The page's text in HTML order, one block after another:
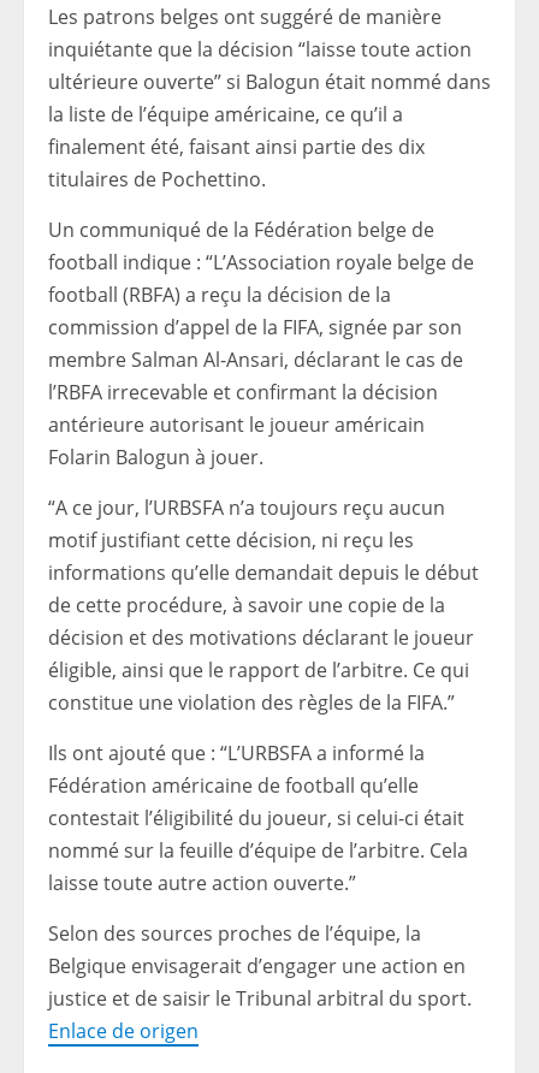
Les patrons belges ont suggéré de manière
inquiétante que la décision “laisse toute action
ultérieure ouverte” si Balogun était nommé dans
la liste de l’équipe américaine, ce qu’il a
finalement été, faisant ainsi partie des dix
titulaires de Pochettino.
Un communiqué de la Fédération belge de
football indique : “L’Association royale belge de
football (RBFA) a reçu la décision de la
commission d’appel de la FIFA, signée par son
membre Salman Al-Ansari, déclarant le cas de
l’RBFA irrecevable et confirmant la décision
antérieure autorisant le joueur américain
Folarin Balogun à jouer.
“A ce jour, l’URBSFA n’a toujours reçu aucun
motif justifiant cette décision, ni reçu les
informations qu’elle demandait depuis le début
de cette procédure, à savoir une copie de la
décision et des motivations déclarant le joueur
éligible, ainsi que le rapport de l’arbitre. Ce qui
constitue une violation des règles de la FIFA.”
Ils ont ajouté que : “L’URBSFA a informé la
Fédération américaine de football qu’elle
contestait l’éligibilité du joueur, si celui-ci était
nommé sur la feuille d’équipe de l’arbitre. Cela
laisse toute autre action ouverte.”
Selon des sources proches de l’équipe, la
Belgique envisagerait d’engager une action en
justice et de saisir le Tribunal arbitral du sport.
Enlace de origen